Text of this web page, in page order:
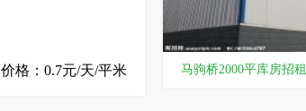
价格：0.7元/天/平米 马驹桥2000平库房招租